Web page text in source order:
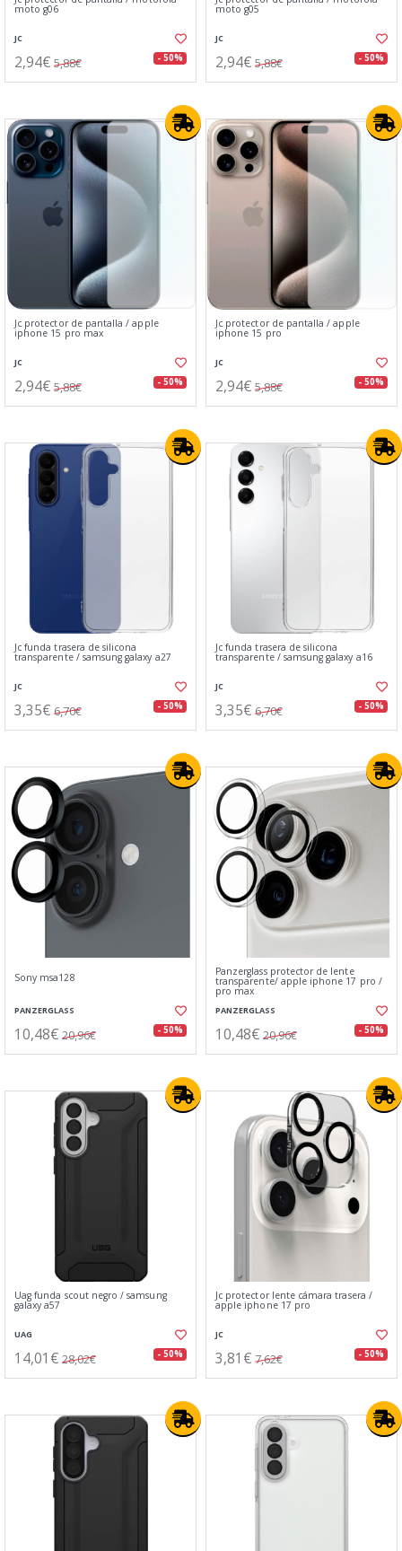
moto g06
JC
2,94€ 5,88€ - 50%
moto g05
JC
2,94€ 5,88€ - 50%
Jc protector de pantalla / apple
iphone 15 pro max
JC
2,94€ 5,88€ - 50%
Jc protector de pantalla / apple
iphone 15 pro
JC
2,94€ 5,88€ - 50%
Jc funda trasera de silicona
transparente / samsung galaxy a27
JC
3,35€ 6,70€ - 50%
Jc funda trasera de silicona
transparente / samsung galaxy a16
JC
3,35€ 6,70€ - 50%
Sony msa128
PANZERGLASS
10,48€ 20,96€ - 50%
Panzerglass protector de lente⁣
transparente/ apple iphone 17 pro /
pro max
PANZERGLASS
10,48€ 20,96€ - 50%
Uag funda scout negro / samsung
galaxy a57
UAG
14,01€ 28,02€ - 50%
Jc protector lente cámara trasera /
apple iphone 17 pro
JC
3,81€ 7,62€ - 50%